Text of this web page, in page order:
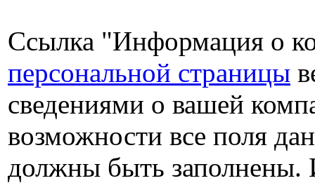
Ссылка "Информация о
персональной страницы
сведениями о вашей
возможности все поля
должны быть заполнены.